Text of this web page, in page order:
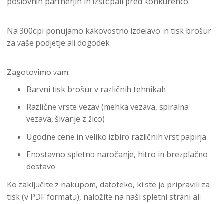
Na 300dpi ponujamo kakovostno izdelavo in tisk brošur
za vaše podjetje ali dogodek.
Zagotovimo vam:
Barvni tisk brošur v različnih tehnikah
Različne vrste vezav (mehka vezava, spiralna
vezava, šivanje z žico)
Ugodne cene in veliko izbiro različnih vrst papirja
Enostavno spletno naročanje, hitro in brezplačno
dostavo
Ko zaključite z nakupom, datoteko, ki ste jo pripravili za
tisk (v PDF formatu), naložite na naši spletni strani ali